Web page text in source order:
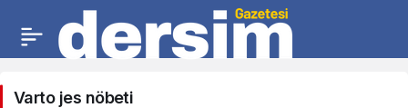
Varto jes nöbeti